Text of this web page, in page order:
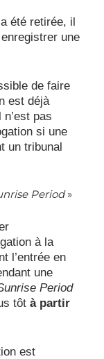
été retirée, il
une
de faire
est déjà
pas
si une
un tribunal
Period»
à la
l’entrée en
une
Period
tôt à partir
est